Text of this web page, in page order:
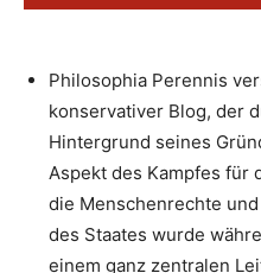
Philosophia Perennis
konservativer Blog, der
Hintergrund seines
Aspekt des Kampfes für
die Menschenrechte
des Staates wurde
einem ganz zentralen